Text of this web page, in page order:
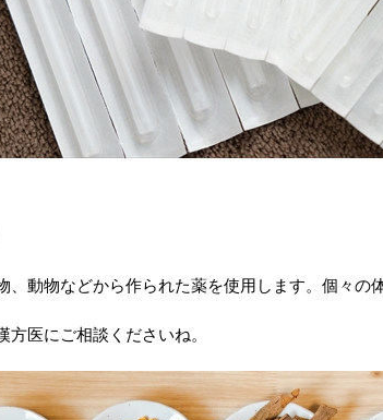
、動物などから作られた薬を使用します。個々の
方医にご相談くださいね。